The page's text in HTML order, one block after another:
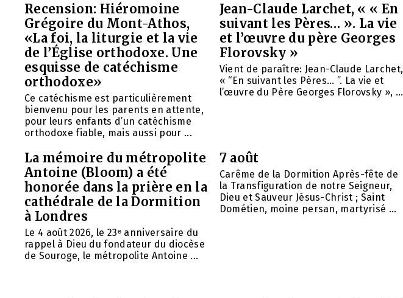
Recension: Hiéromoine
Grégoire du Mont-Athos,
«La foi, la liturgie et la vie
de l’Église orthodoxe. Une
esquisse de catéchisme
orthodoxe»
Ce catéchisme est particulièrement
bienvenu pour les parents en attente,
pour leurs enfants d’un catéchisme
orthodoxe fiable, mais aussi pour ...
Jean-Claude Larchet, « « En
suivant les Pères… ». La vie
et l’œuvre du père Georges
Florovsky »
Vient de paraître: Jean-Claude Larchet,
« “En suivant les Pères… ”. La vie et
l’œuvre du Père Georges Florovsky », ...
La mémoire du métropolite
Antoine (Bloom) a été
honorée dans la prière en la
cathédrale de la Dormition
à Londres
Le 4 août 2026, le 23ᵉ anniversaire du
rappel à Dieu du fondateur du diocèse
de Souroge, le métropolite Antoine ...
7 août
Carême de la Dormition Après-fête de
la Transfiguration de notre Seigneur,
Dieu et Sauveur Jésus-Christ ; Saint
Dométien, moine persan, martyrisé ...